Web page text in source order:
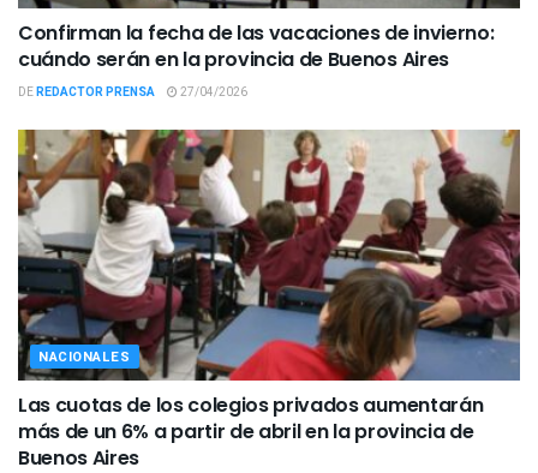
Confirman la fecha de las vacaciones de invierno:
cuándo serán en la provincia de Buenos Aires
DEREDACTOR PRENSA 27/04/2026
NACIONALES
Las cuotas de los colegios privados aumentarán
más de un 6% a partir de abril en la provincia de
Buenos Aires